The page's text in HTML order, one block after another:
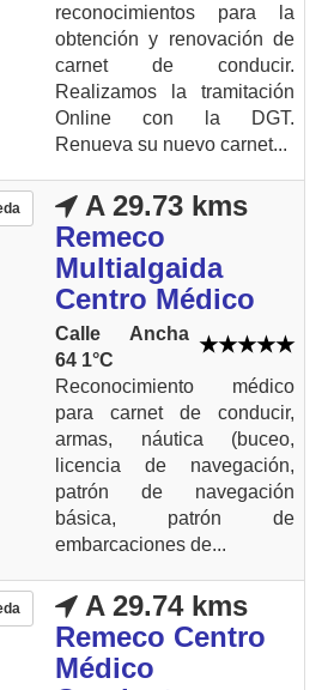
reconocimientos para la
obtención y renovación de
carnet de conducir.
Realizamos la tramitación
Online con la DGT.
Renueva su nuevo carnet...
A 29.73 kms
Remeco
Multialgaida
Centro Médico
Calle Ancha
64 1°C
Reconocimiento médico
para carnet de conducir,
armas, náutica (buceo,
licencia de navegación,
patrón de navegación
básica, patrón de
embarcaciones de...
A 29.74 kms
Remeco Centro
Médico